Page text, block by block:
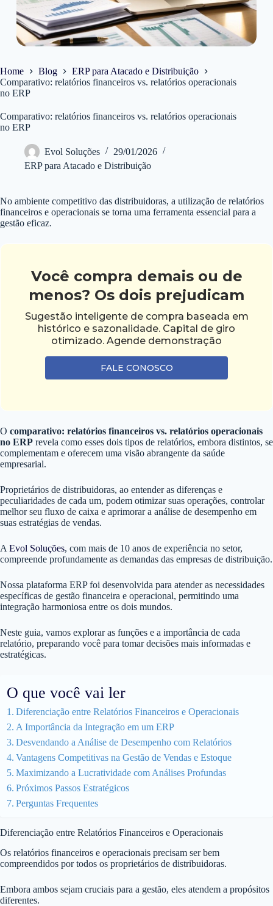
Home Blog
ERP para Atacado e Distribuição
Comparativo: relatórios financeiros vs. relatórios operacionais
no ERP
Comparativo: relatórios financeiros vs. relatórios operacionais
no ERP
Evol Soluções
29/01/2026
ERP para Atacado e Distribuição
No ambiente competitivo das distribuidoras, a utilização de relatórios
financeiros e operacionais se torna uma ferramenta essencial para a
gestão eficaz.
Você compra demais ou de
menos? Os dois prejudicam
Sugestão inteligente de compra baseada em
histórico e sazonalidade. Capital de giro
otimizado. Agende demonstração
FALE CONOSCO
O comparativo: relatórios financeiros vs. relatórios operacionais
no ERP revela como esses dois tipos de relatórios, embora distintos, se
complementam e oferecem uma visão abrangente da saúde
empresarial.
Proprietários de distribuidoras, ao entender as diferenças e
peculiaridades de cada um, podem otimizar suas operações, controlar
melhor seu fluxo de caixa e aprimorar a análise de desempenho em
suas estratégias de vendas.
A Evol Soluções, com mais de 10 anos de experiência no setor,
compreende profundamente as demandas das empresas de distribuição.
Nossa plataforma ERP foi desenvolvida para atender as necessidades
específicas de gestão financeira e operacional, permitindo uma
integração harmoniosa entre os dois mundos.
Neste guia, vamos explorar as funções e a importância de cada
relatório, preparando você para tomar decisões mais informadas e
estratégicas.
O que você vai ler
Diferenciação entre Relatórios Financeiros e Operacionais
A Importância da Integração em um ERP
Desvendando a Análise de Desempenho com Relatórios
Vantagens Competitivas na Gestão de Vendas e Estoque
Maximizando a Lucratividade com Análises Profundas
Próximos Passos Estratégicos
Perguntas Frequentes
Diferenciação entre Relatórios Financeiros e Operacionais
Os relatórios financeiros e operacionais precisam ser bem
compreendidos por todos os proprietários de distribuidoras.
Embora ambos sejam cruciais para a gestão, eles atendem a propósitos
diferentes.